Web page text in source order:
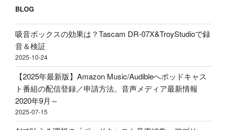
き」
理
由、
BGM
音
量
ど
の
く
ら
こ
し
＆
分
析
テ
ス
ト！
音
声
2600
円
で
ロ
ー
プ
ロ
フ
ァ
イ
BLOG
吸音ボックスの効果は？Tascam DR-07X&TroyStudioで録
音＆検証
2025-10-24
【2025年最新版】Amazon Music/Audibleへポッドキャス
ト番組の配信登録／申請方法。音声メディア最新情報
2020年9月～
2025-07-15